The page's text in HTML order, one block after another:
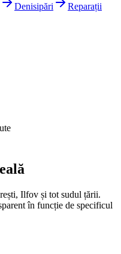
Denisipări
Reparații
Ilfov și tot sudul țării.
în funcție de specificul